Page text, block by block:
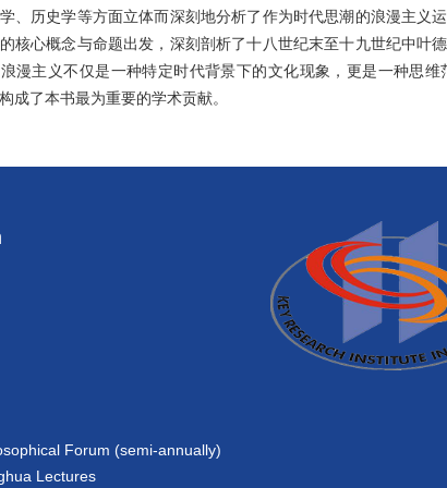
、历史学等方面立体而深刻地分析了作为时代思潮的浪漫主义
核心概念与命题出发，深刻剖析了十八世纪末至十九世纪中叶
漫主义不仅是一种特定时代背景下的文化现象，更是一种思
成了本书最为重要的学术贡献。
Forum (semi-annually)
Lectures